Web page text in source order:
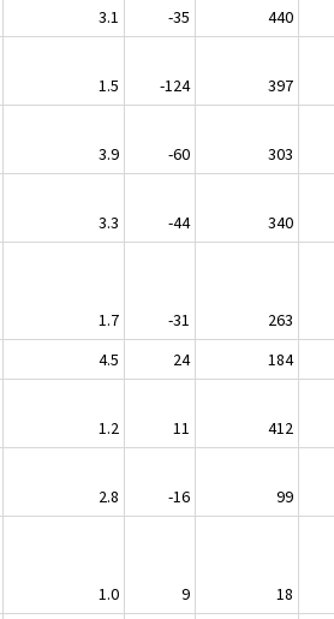
3.1 -35 440
1.5 -124 397
3.9 -60 303
3.3 -44 340
1.7 -31 263
4.5 24 184
1.2 11 412
2.8 -16 99
1.0 9 18